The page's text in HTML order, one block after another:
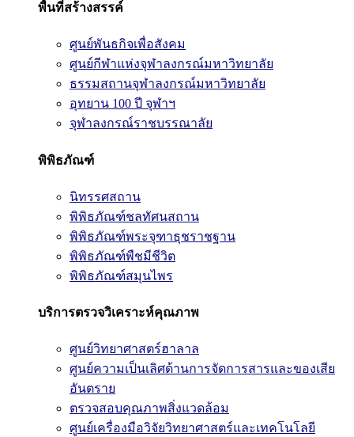
พื้นที่สร้างสรรค์
ศูนย์พันธกิจเพื่อสังคม
ศูนย์กีฬาแห่งจุฬาลงกรณ์มหาวิทยาลัย
ธรรมสถานจุฬาลงกรณ์มหาวิทยาลัย
อุทยาน 100 ปี จุฬาฯ
จุฬาลงกรณ์ราชบรรณาลัย
พิพิธภัณฑ์
นิทรรศสถาน
พิพิธภัณฑ์ชลทัศนสถาน
พิพิธภัณฑ์พระจุฑาธุชราชฐาน
พิพิธภัณฑ์พืชมีชีวิต
พิพิธภัณฑ์สมุนไพร
บริการตรวจวิเคราะห์คุณภาพ
ศูนย์วิทยาศาสตร์ฮาลาล
ศูนย์ความเป็นเลิศด้านการจัดการสารและของเสีย
อันตราย
ตรวจสอบคุณภาพสิ่งแวดล้อม
ศูนย์เครื่องมือวิจัยวิทยาศาสตร์และเทคโนโลยี